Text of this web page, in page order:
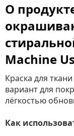
О
Machine
Краска для ткани
вариант для
лёгкостью
Как